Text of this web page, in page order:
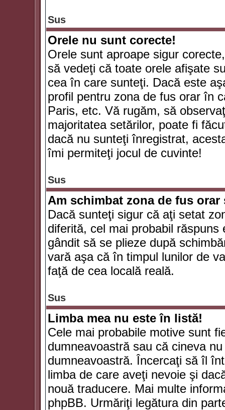
Sus
Orele nu sunt corecte!
Orele sunt aproape sigur
să vedeţi că toate orele afişate
cea în care sunteţi. Dacă este
profil pentru zona de fus orar în
Paris, etc. Vă rugăm, să
majoritatea setărilor, poate fi
dacă nu sunteţi înregistrat,
îmi permiteţi jocul de cuvinte!
Sus
Am schimbat zona de fus
Dacă sunteţi sigur că aţi setat
diferită, cel mai probabil
gândit să se plieze după
vară aşa că în timpul lunilor de
faţă de cea locală reală.
Sus
Limba mea nu este în listă!
Cele mai probabile motive sunt
dumneavoastră sau că cineva
dumneavoastră. Încercaţi să îl
limba de care aveţi nevoie şi
nouă traducere. Mai multe
phpBB. Urmăriţi legătura din